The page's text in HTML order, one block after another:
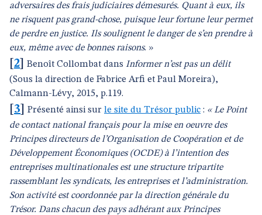
adversaires des frais judiciaires démesurés. Quant à eux, ils
ne risquent pas grand-chose, puisque leur fortune leur permet
de perdre en justice. Ils soulignent le danger de s’en prendre à
eux, même avec de bonnes raisons. »
2 Benoît Collombat dans Informer n’est pas un délit
(Sous la direction de Fabrice Arfi et Paul Moreira),
Calmann-Lévy, 2015, p.119.
3 Présenté ainsi sur le site du Trésor public : « Le Point
de contact national français pour la mise en oeuvre des
Principes directeurs de l’Organisation de Coopération et de
Développement Économiques (OCDE) à l’intention des
entreprises multinationales est une structure tripartite
rassemblant les syndicats, les entreprises et l’administration.
Son activité est coordonnée par la direction générale du
Trésor. Dans chacun des pays adhérant aux Principes